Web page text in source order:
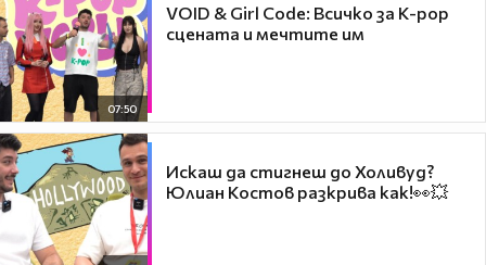
07:50
VOID & Girl Code: Всичко за K-pop
сцената и мечтите им
Искаш да стигнеш до Холивуд?
Юлиан Костов разкрива как!👀💥